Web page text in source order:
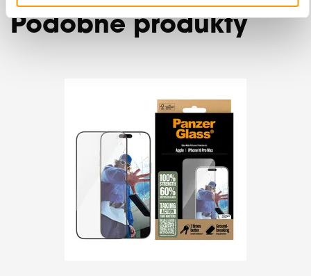
Podobné produkty